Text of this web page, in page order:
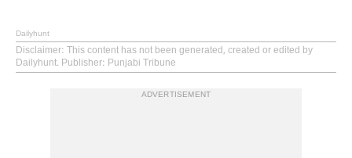
Dailyhunt
Disclaimer: This content has not been generated, created or edited by
Dailyhunt. Publisher: Punjabi Tribune
ADVERTISEMENT